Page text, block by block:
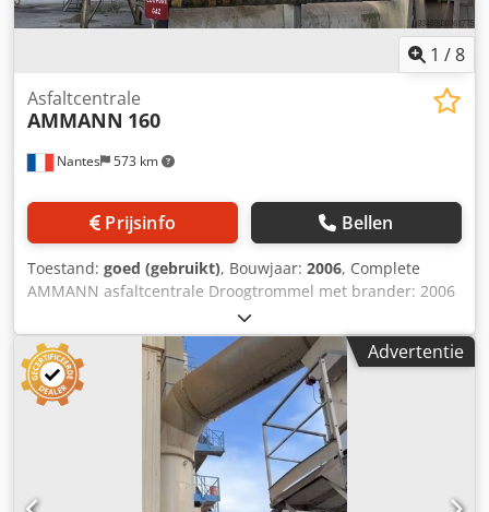
1 /8
Nantes 573 km
Asfaltcentrale
AMMANN 160
Prijsinfo Bellen
Toestand: goed (gebruikt), Bouwjaar: 2006, Complete
AMMANN asfaltcentrale Droogtrommel met brander: 2006
Credpfx Ajxqpvtem Eof Filter: 2014 ERMIIS automatisering:
2013 Capaciteit: 160 ton/uur Machine wordt momenteel
gedemonteerd
Advertentie